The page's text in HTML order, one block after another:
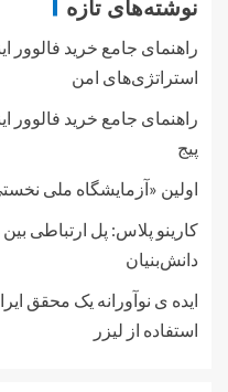
نوشته‌های تازه
راهنمای جامع خرید فالوور
استراتژی‌های امن
راهنمای جامع خرید فالوور
پیج
اولین «آزمایشگاه ملی
کارینو پلاس: پل ارتباطی
دانش‌بنیان
ایده ی نوآورانه یک محقق
استفاده از لیزر